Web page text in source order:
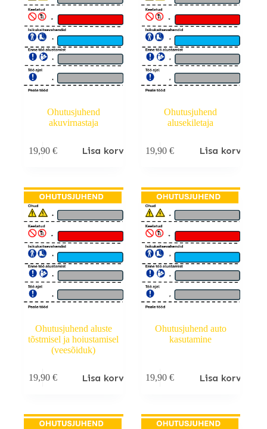
Ohutusjuhend
akuvirnastaja
19,90 € Lisa korvi
Ohutusjuhend
alusekiletaja
19,90€ Lisa korvi
Ohutusjuhend aluste
tõstmisel ja hoiustamisel
(veesõiduk)
19,90 € Lisa korvi
Ohutusjuhend auto
kasutamine
19,90€ Lisa korvi